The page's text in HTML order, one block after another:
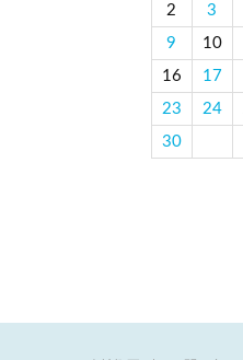
2
3
9
10
16
17
23
24
30